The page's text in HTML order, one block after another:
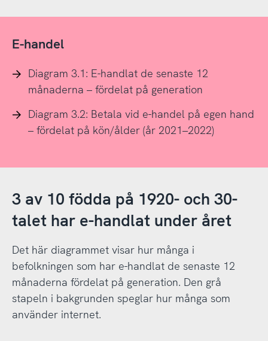
E-handel
Diagram 3.1: E-handlat de senaste 12
månaderna – fördelat på generation
Diagram 3.2: Betala vid e-handel på egen hand
– fördelat på kön/ålder (år 2021–2022)
3 av 10 födda på 1920- och 30-
talet har e-handlat under året
Det här diagrammet visar hur många i
befolkningen som har e-handlat de senaste 12
månaderna fördelat på generation. Den grå
stapeln i bakgrunden speglar hur många som
använder internet.